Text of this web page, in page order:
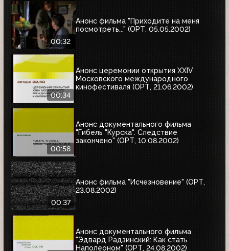
00:32
Анонс фильма "Приходите на меня
посмотреть..." (ОРТ, 05.05.2002)
00:34
Анонс церемонии открытия XXIV
Московского международного
кинофестиваля (ОРТ, 21.06.2002)
00:58
Анонс документального фильма
"Гибель "Курска". Следствие
закончено" (ОРТ, 10.08.2002)
00:37
Анонс фильма "Исчезновение" (ОРТ,
23.08.2002)
Анонс документального фильма
"Эдвард Радзинский: Как стать
Наполеоном" (ОРТ, 24.08.2002)